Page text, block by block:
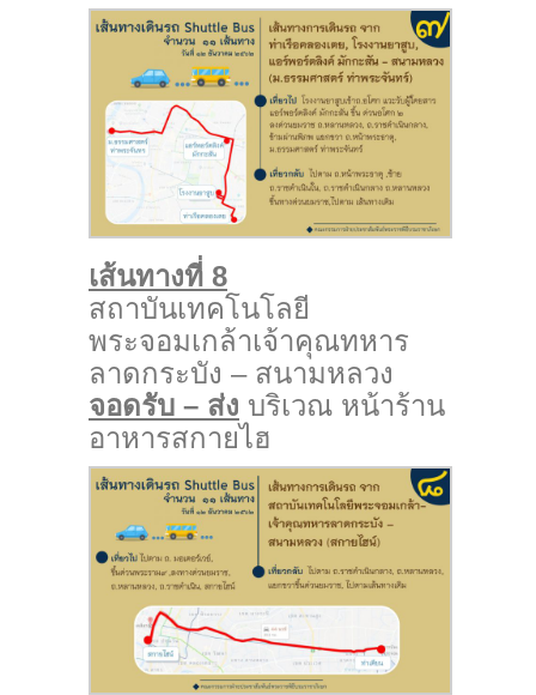
เส้นทางที่ 8
สถาบันเทคโนโลยี
พระจอมเกล้าเจ้าคุณทหาร
ลาดกระบัง – สนามหลวง
จอดรับ – ส่ง บริเวณ หน้าร้าน
อาหารสกายไฮ